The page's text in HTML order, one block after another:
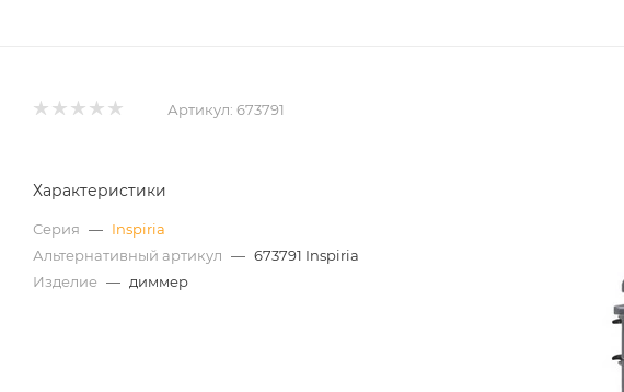
Артикул: 673791
Характеристики
Серия — Inspiria
Альтернативный артикул — 673791 Inspiria
Изделие — диммер